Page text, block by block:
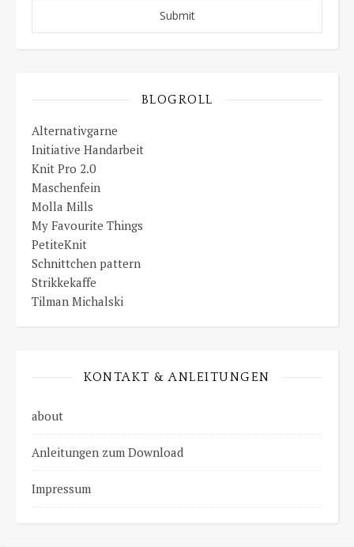
BLOGROLL
Alternativgarne
Initiative Handarbeit
Knit Pro 2.0
Maschenfein
Molla Mills
My Favourite Things
PetiteKnit
Schnittchen pattern
Strikkekaffe
Tilman Michalski
KONTAKT & ANLEITUNGEN
about
Anleitungen zum Download
Impressum